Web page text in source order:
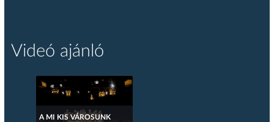
Videó ajánló
A MI KIS VÁROSUNK